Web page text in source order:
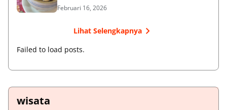
Februari 16, 2026
Lihat Selengkapnya
Failed to load posts.
wisata